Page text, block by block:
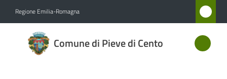
Regione Emilia-Romagna
Comune di Pieve di Cento
Comune
di Pieve